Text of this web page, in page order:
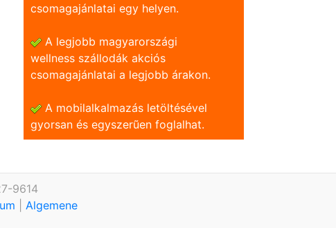
csomagajánlatai egy helyen.
A legjobb magyarországi
wellness szállodák akciós
csomagajánlatai a legjobb árakon.
A mobilalkalmazás letöltésével
gyorsan és egyszerũen foglalhat.
9614
Algemene